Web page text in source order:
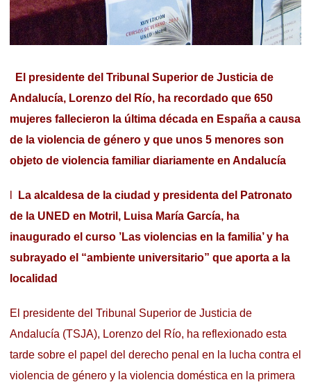
El presidente del Tribunal Superior de Justicia de
Andalucía, Lorenzo del Río, ha recordado que 650
mujeres fallecieron la última década en España a causa
de la violencia de género y que unos 5 menores son
objeto de violencia familiar diariamente en Andalucía
La alcaldesa de la ciudad y presidenta del Patronato
de la UNED en Motril, Luisa María García, ha
inaugurado el curso ’Las violencias en la familia’ y ha
subrayado el “ambiente universitario” que aporta a la
localidad
El presidente del Tribunal Superior de Justicia de
Andalucía (TSJA), Lorenzo del Río, ha reflexionado esta
tarde sobre el papel del derecho penal en la lucha contra el
violencia de género y la violencia doméstica en la primera